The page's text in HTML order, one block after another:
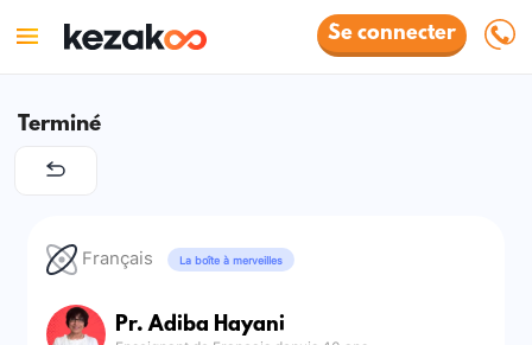
Se connecter
Terminé
Français La boîte à merveilles
Pr. Adiba Hayani